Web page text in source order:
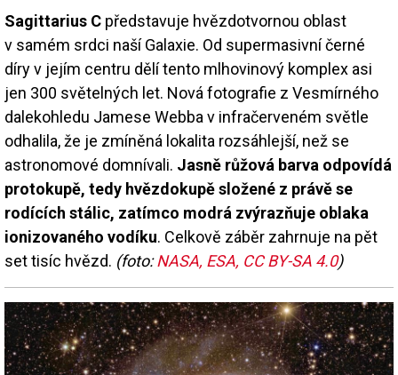
Sagittarius C představuje hvězdotvornou oblast
v samém srdci naší Galaxie. Od supermasivní černé
díry v jejím centru dělí tento mlhovinový komplex asi
jen 300 světelných let. Nová fotografie z Vesmírného
dalekohledu Jamese Webba v infračerveném světle
odhalila, že je zmíněná lokalita rozsáhlejší, než se
astronomové domnívali. Jasně růžová barva odpovídá
protokupě, tedy hvězdokupě složené z právě se
rodících stálic, zatímco modrá zvýrazňuje oblaka
ionizovaného vodíku. Celkově záběr zahrnuje na pět
set tisíc hvězd. (foto:NASA, ESA, CC BY-SA 4.0)